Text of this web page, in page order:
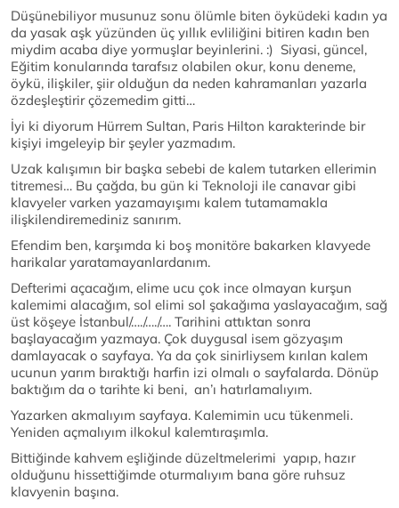
Düşünebiliyor musunuz sonu ölümle biten öyküdeki kadın ya
da yasak aşk yüzünden üç yıllık evliliğini bitiren kadın ben
miydim acaba diye yormuşlar beyinlerini. :) Siyasi, güncel,
Eğitim konularında tarafsız olabilen okur, konu deneme,
öykü, ilişkiler, şiir olduğun da neden kahramanları yazarla
özdeşleştirir çözemedim gitti…
İyi ki diyorum Hürrem Sultan, Paris Hilton karakterinde bir
kişiyi imgeleyip bir şeyler yazmadım.
Uzak kalışımın bir başka sebebi de kalem tutarken ellerimin
titremesi… Bu çağda, bu gün ki Teknoloji ile canavar gibi
klavyeler varken yazamayışımı kalem tutamamakla
ilişkilendiremediniz sanırım.
Efendim ben, karşımda ki boş monitöre bakarken klavyede
harikalar yaratamayanlardanım.
Defterimi açacağım, elime ucu çok ince olmayan kurşun
kalemimi alacağım, sol elimi sol şakağıma yaslayacağım, sağ
üst köşeye İstanbul/…./…./…. Tarihini attıktan sonra
başlayacağım yazmaya. Çok duygusal isem gözyaşım
damlayacak o sayfaya. Ya da çok sinirliysem kırılan kalem
ucunun yarım bıraktığı harfin izi olmalı o sayfalarda. Dönüp
baktığım da o tarihte ki beni, an’ı hatırlamalıyım.
Yazarken akmalıyım sayfaya. Kalemimin ucu tükenmeli.
Yeniden açmalıyım ilkokul kalemtıraşımla.
Bittiğinde kahvem eşliğinde düzeltmelerimi yapıp, hazır
olduğunu hissettiğimde oturmalıyım bana göre ruhsuz
klavyenin başına.